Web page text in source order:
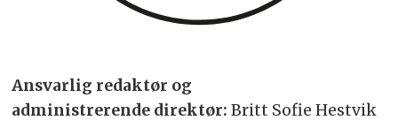
Ansvarlig redaktør og
administrerende direktør: Britt Sofie Hestvik